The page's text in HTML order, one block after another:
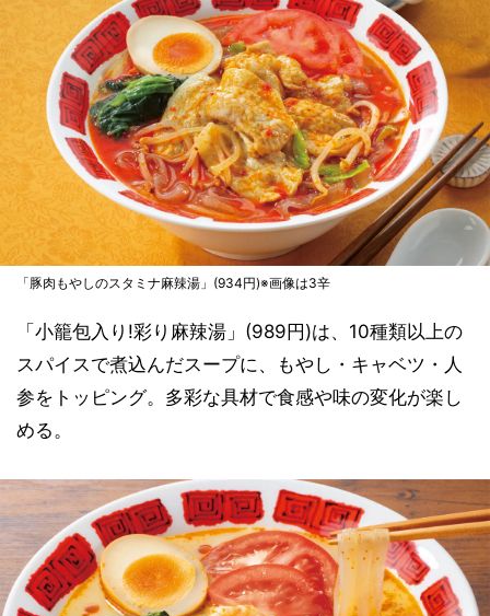
「豚肉もやしのスタミナ麻辣湯」(934円)※画像は3辛
「小籠包入り!彩り麻辣湯」(989円)は、10種類以上の
スパイスで煮込んだスープに、もやし・キャベツ・人
参をトッピング。多彩な具材で食感や味の変化が楽し
める。